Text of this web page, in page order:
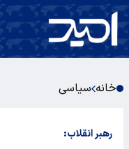
خانه سیاسی
رهبر انقلاب: